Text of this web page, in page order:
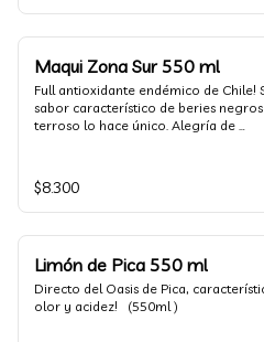
Maqui Zona Sur 550 ml
Full antioxidante endémico de Chile!
sabor característico de beries
terroso lo hace único. Alegría de
$8.300
Limón de Pica 550 ml
Directo del Oasis de Pica,
olor y acidez!   (550ml )